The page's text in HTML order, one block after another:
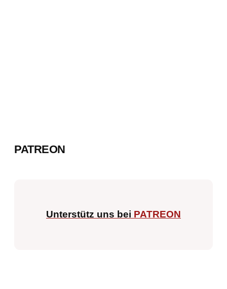
PATREON
Unterstütz uns bei PATREON